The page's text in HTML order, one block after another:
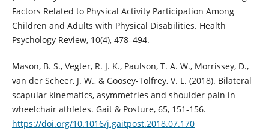
Factors Related to Physical Activity Participation Among
Children and Adults with Physical Disabilities. Health
Psychology Review, 10(4), 478–494.
Mason, B. S., Vegter, R. J. K., Paulson, T. A. W., Morrissey, D.,
van der Scheer, J. W., & Goosey-Tolfrey, V. L. (2018). Bilateral
scapular kinematics, asymmetries and shoulder pain in
wheelchair athletes. Gait & Posture, 65, 151-156.
https://doi.org/10.1016/j.gaitpost.2018.07.170